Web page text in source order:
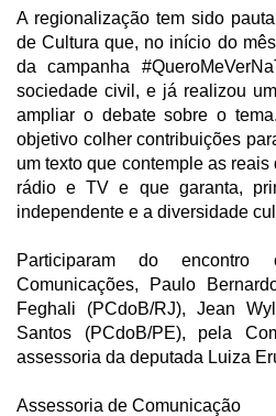
A regionalização tem sido
de Cultura que, no início do
da campanha
sociedade civil, e já realizou
ampliar o debate sobre o
objetivo colher contribuições
um texto que contemple as
rádio e TV e que garanta,
independente e a diversidade
Participaram do
Comunicações, Paulo
Feghali (PCdoB/RJ), Jean
Santos (PCdoB/PE), pela
assessoria da deputada Luiza
Assessoria de Comunicação